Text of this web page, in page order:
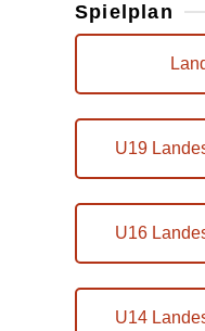
Spielplan
U19
U16
U14